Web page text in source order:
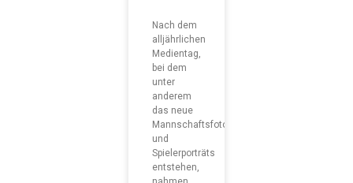
Nach dem
alljährlichen
Medientag,
bei dem
unter
anderem
das neue
Mannschaftsfoto
und
Spielerporträts
entstehen,